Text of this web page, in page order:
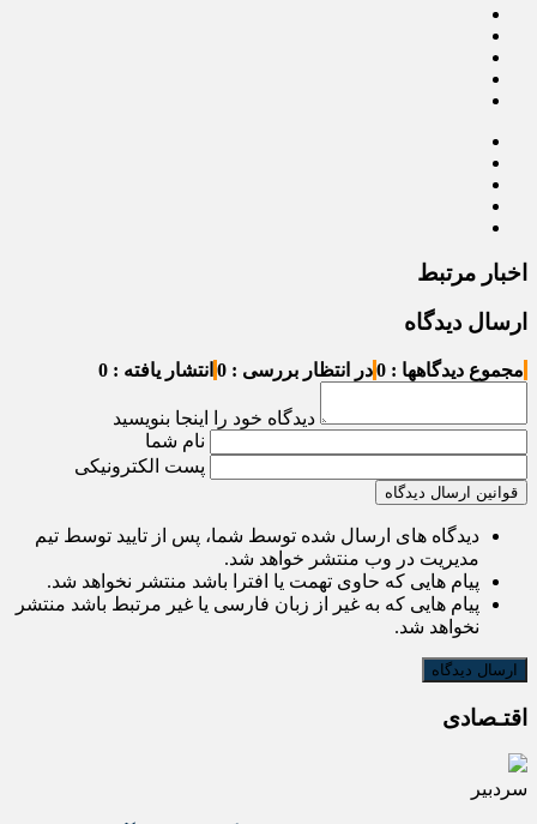
اخبار مرتبط
ارسال دیدگاه
مجموع دیدگاهها : 0 در انتظار بررسی : 0 انتشار یافته : 0
دیدگاه خود را اینجا بنویسید
نام شما
پست الکترونیکی
قوانین ارسال دیدگاه
دیدگاه های ارسال شده توسط شما، پس از تایید توسط تیم
مدیریت در وب منتشر خواهد شد.
پیام هایی که حاوی تهمت یا افترا باشد منتشر نخواهد شد.
پیام هایی که به غیر از زبان فارسی یا غیر مرتبط باشد منتشر
نخواهد شد.
اقتـصادی
سردبیر